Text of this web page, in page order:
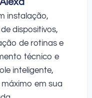
instalação,
dispositivos,
de rotinas e
técnico e
inteligente,
em sua